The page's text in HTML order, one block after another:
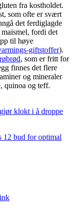
fra kostholdet.
som ofte er svært
det ferdiglagde
fordi det
til høye
giftstoffer).
, som er fritt for
finnes det flere
og mineraler
quinoa og teff.
klokt i å droppe
12 bud for optimal